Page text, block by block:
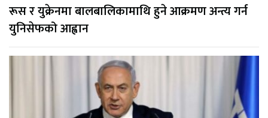
रूस र युक्रेनमा बालबालिकामाथि हुने आक्रमण अन्त्य गर्न
युनिसेफको आह्वान